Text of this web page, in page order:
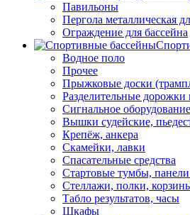
Павильоны
Пергола металлическая
Ограждение для бассейна
Водное поло
Прочее
Прыжковые доски
Разделительные дорожки
Cигнальное
Вышки судейские,
Крепёж, анкера
Скамейки, лавки
Спасательные средства
Стартовые тумбы, панели
Стеллажи, полки,
Табло результатов, часы
Шкафы